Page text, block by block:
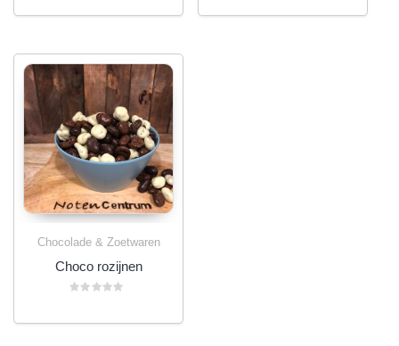
uit
uit
Chocolade & Zoetwaren
Choco rozijnen
uit